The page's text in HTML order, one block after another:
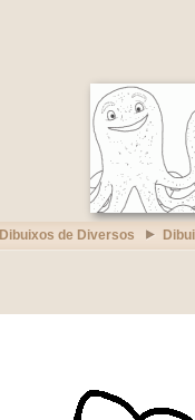
Dibuixos de Diversos